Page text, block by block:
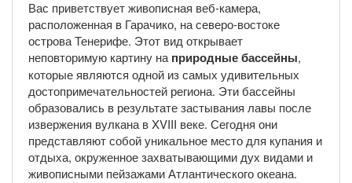
Вас приветствует живописная веб-камера,
расположенная в Гарачико, на северо-востоке
острова Тенерифе. Этот вид открывает
неповторимую картину наприродные бассейны,
которые являются одной из самых удивительных
достопримечательностей региона. Эти бассейны
образовались в результате застывания лавы после
извержения вулкана в XVIII веке. Сегодня они
представляют собой уникальное место для купания и
отдыха, окруженное захватывающими дух видами и
живописными пейзажами Атлантического океана.